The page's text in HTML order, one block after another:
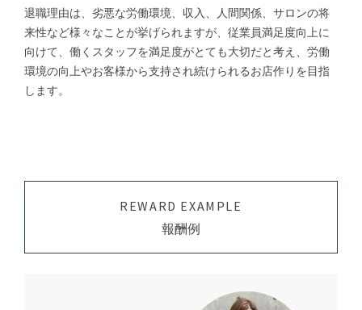
退職理由は、劣悪な労働環境、収入、人間関係、サロンの将
来性など様々なことが挙げられますが、従業員満足度向上に
向けて、働くスタッフを満足度がとても大切だと考え、労働
環境の向上やお客様から支持され続けられるお店作りを目指
します。
REWARD EXAMPLE
報酬例